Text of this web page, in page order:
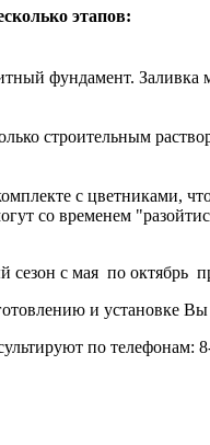
этапов:
фундамент. Заливка
строительным
с цветниками,
со временем
сезон с мая по октябрь
и установке
по телефонам: